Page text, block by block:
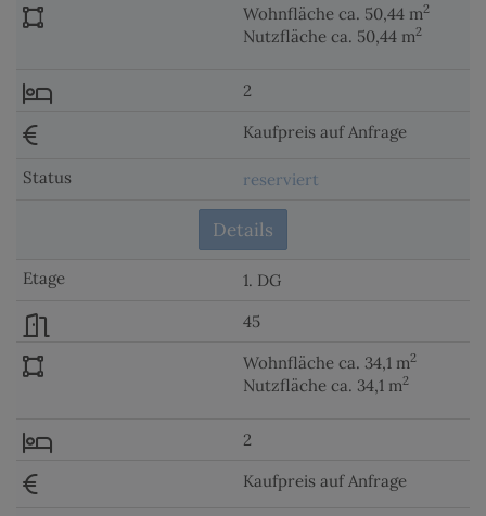
Wohnfläche ca. 50,44 m2
Nutzfläche ca. 50,44 m2
2
Kaufpreis auf Anfrage
reserviert
Details
1. DG
45
Wohnfläche ca. 34,1 m2
Nutzfläche ca. 34,1 m2
2
Kaufpreis auf Anfrage